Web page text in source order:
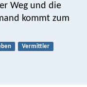
Weg und die
kommt zum
Vermittler